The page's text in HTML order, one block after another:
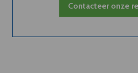
Contacteer onze